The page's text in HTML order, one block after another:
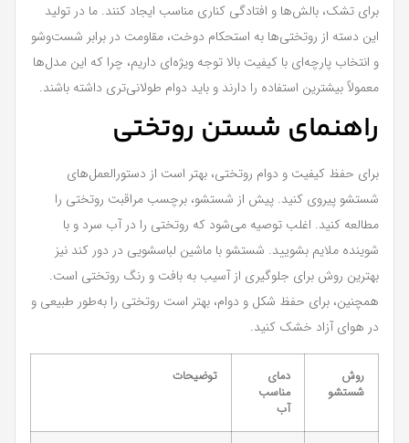
برای تشک، بالش‌ها و افتادگی کناری مناسب ایجاد کنند. ما در تولید
این دسته از روتختی‌ها به استحکام دوخت، مقاومت در برابر شست‌وشو
و انتخاب پارچه‌ای با کیفیت بالا توجه ویژه‌ای داریم، چرا که این مدل‌ها
معمولاً بیشترین استفاده را دارند و باید دوام طولانی‌تری داشته باشند.
راهنمای شستن روتختی
برای حفظ کیفیت و دوام روتختی، بهتر است از دستورالعمل‌های
شستشو پیروی کنید. پیش از شستشو، برچسب مراقبت روتختی را
مطالعه کنید. اغلب توصیه می‌شود که روتختی را در آب سرد و با
شوینده ملایم بشویید. شستشو با ماشین لباسشویی در دور کند نیز
بهترین روش برای جلوگیری از آسیب به بافت و رنگ روتختی است.
همچنین، برای حفظ شکل و دوام، بهتر است روتختی را به‌طور طبیعی و
در هوای آزاد خشک کنید.
روش
شستشو
دمای
مناسب
آب
توضیحات